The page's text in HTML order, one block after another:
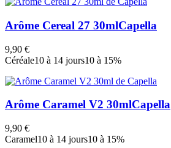
Arôme Cereal 27 30mlCapella
9,90 €
Céréale10 à 14 jours10 à 15%
Arôme Caramel V2 30mlCapella
9,90 €
Caramel10 à 14 jours10 à 15%